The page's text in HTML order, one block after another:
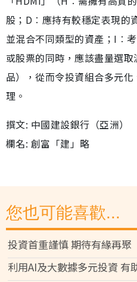
股；D︰應持有較穩定表現的
並混合不同類型的資產；I︰
或股票的同時，應該盡量選
品），從而令投資組合多元
理。
撰文: 中國建設銀行（亞洲）
欄名: 創富「建」略
您也可能喜歡...
投資首重謹慎 期待有緣再聚
利用AI及大數據多元投資 有